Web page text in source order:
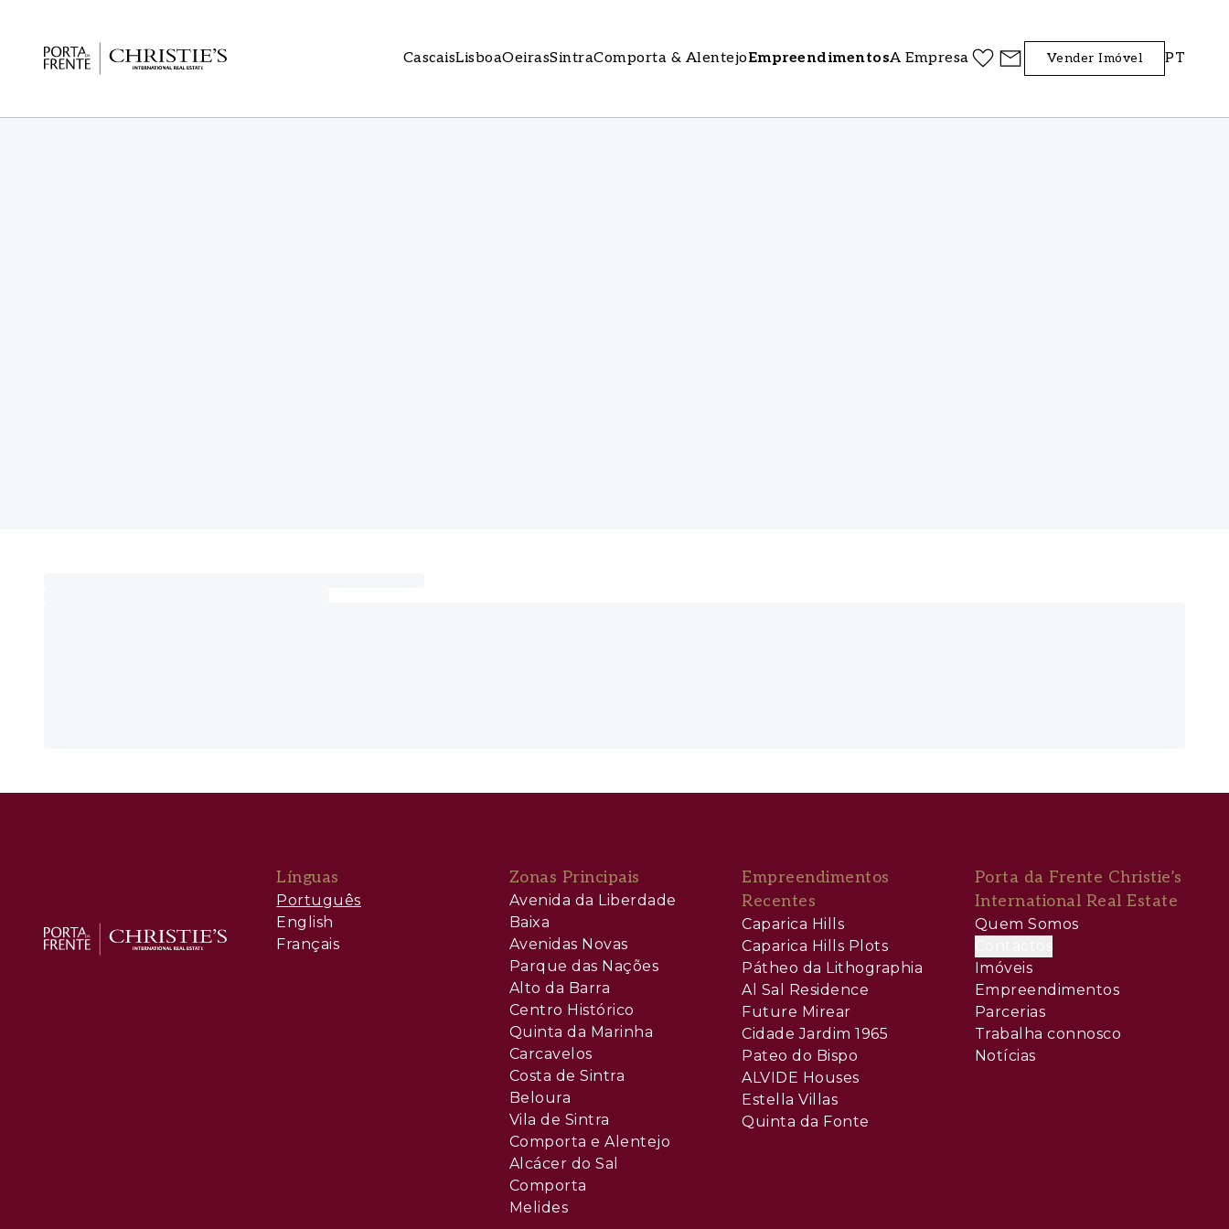
CascaisLisboaOeirasSintraComporta & AlentejoEmpreendimentosA Empresa Vender Imóvel PT
Línguas
Português
English
Français
Zonas Principais
Avenida da Liberdade
Baixa
Avenidas Novas
Parque das Nações
Alto da Barra
Centro Histórico
Quinta da Marinha
Carcavelos
Costa de Sintra
Beloura
Vila de Sintra
Comporta e Alentejo
Alcácer do Sal
Comporta
Melides
Empreendimentos
Recentes
Caparica Hills
Caparica Hills Plots
Pátheo da Lithographia
Al Sal Residence
Future Mirear
Cidade Jardim 1965
Pateo do Bispo
ALVIDE Houses
Estella Villas
Quinta da Fonte
Porta da Frente Christie’s
International Real Estate
Quem Somos
Imóveis
Empreendimentos
Parcerias
Trabalha connosco
Notícias